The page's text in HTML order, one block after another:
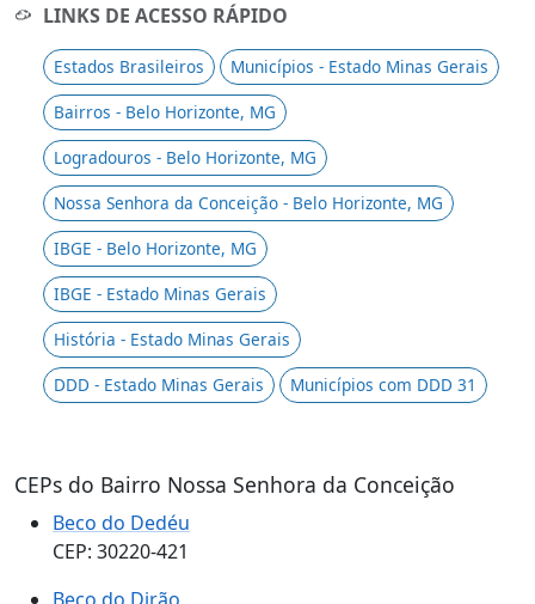
LINKS DE ACESSO RÁPIDO
Estados Brasileiros
Municípios - Estado Minas Gerais
Bairros - Belo Horizonte, MG
Logradouros - Belo Horizonte, MG
Nossa Senhora da Conceição - Belo Horizonte, MG
IBGE - Belo Horizonte, MG
IBGE - Estado Minas Gerais
História - Estado Minas Gerais
DDD - Estado Minas Gerais
Municípios com DDD 31
CEPs do Bairro Nossa Senhora da Conceição
Beco do Dedéu
CEP: 30220-421